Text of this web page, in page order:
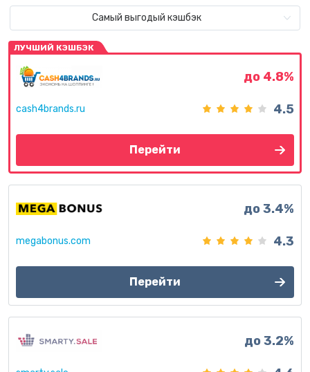
Самый выгодый кэшбэк
ЛУЧШИЙ КЭШБЭК
cash4brands.ru
до 4.8%
4.5
Перейти
megabonus.com
до 3.4%
4.3
Перейти
до 3.2%